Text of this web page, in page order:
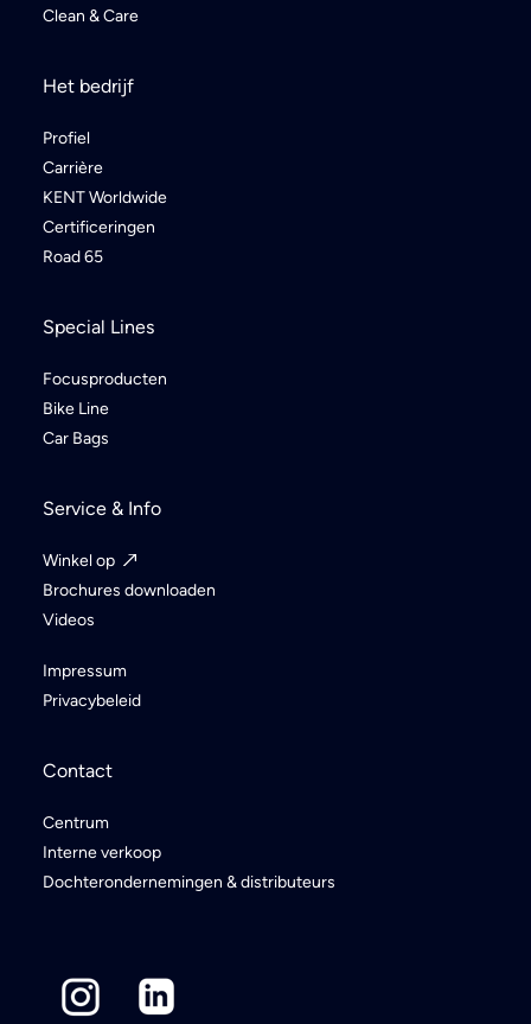
Clean & Care
Het bedrijf
Profiel
Carrière
KENT Worldwide
Certificeringen
Road 65
Special Lines
Focusproducten
Bike Line
Car Bags
Service & Info
Winkel op
Brochures downloaden
Videos
Impressum
Privacybeleid
Contact
Centrum
Interne verkoop
Dochterondernemingen & distributeurs